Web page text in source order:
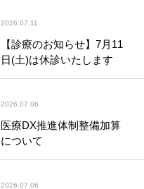
2026.07.11
【診療のお知らせ】7月11
日(土)は休診いたします
2026.07.06
医療DX推進体制整備加算
について
2026.07.06